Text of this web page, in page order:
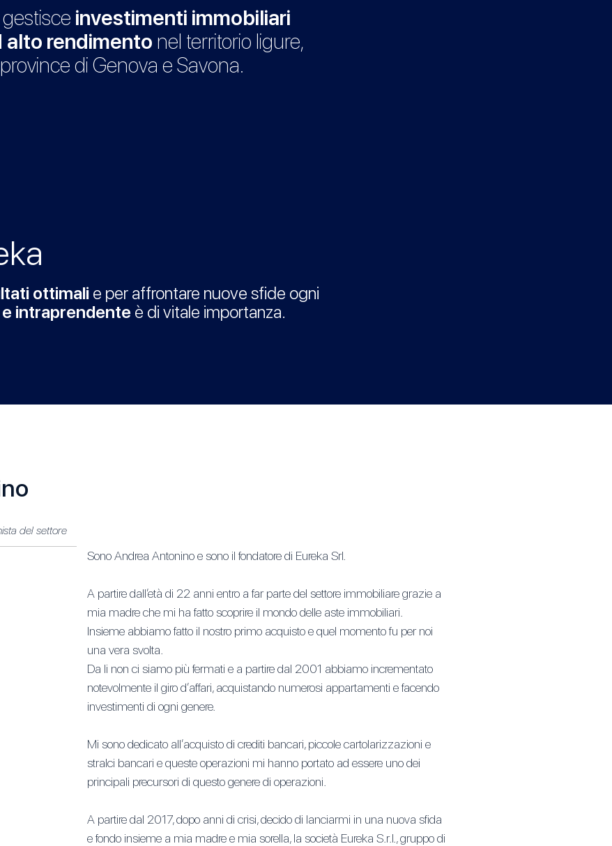
investimenti immobiliari
alto rendimento nel territorio ligure,
di Genova e Savona.
ottimali e per affrontare nuove sfide ogni
intraprendente è di vitale importanza.
del settore
Sono Andrea Antonino e sono il fondatore di Eureka Srl.
A partire dall’età di 22 anni entro a far parte del settore immobiliare grazie a
mia madre che mi ha fatto scoprire il mondo delle aste immobiliari.
Insieme abbiamo fatto il nostro primo acquisto e quel momento fu per noi
una vera svolta.
Da li non ci siamo più fermati e a partire dal 2001 abbiamo incrementato
notevolmente il giro d’affari, acquistando numerosi appartamenti e facendo
investimenti di ogni genere.
Mi sono dedicato all’acquisto di crediti bancari, piccole cartolarizzazioni e
stralci bancari e queste operazioni mi hanno portato ad essere uno dei
principali precursori di questo genere di operazioni.
A partire dal 2017, dopo anni di crisi, decido di lanciarmi in una nuova sfida
e fondo insieme a mia madre e mia sorella, la società Eureka S.r.l., gruppo di